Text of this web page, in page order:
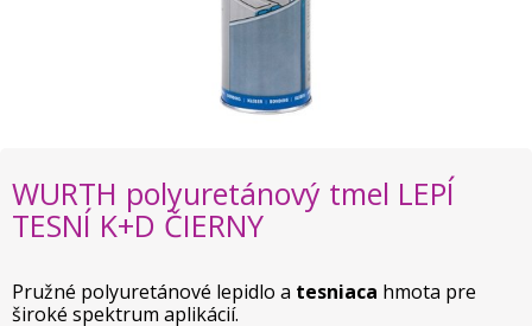
WURTH polyuretánový tmel LEPÍ
TESNÍ K+D ČIERNY
Pružné polyuretánové lepidlo a tesniaca hmota pre
široké spektrum aplikácií.